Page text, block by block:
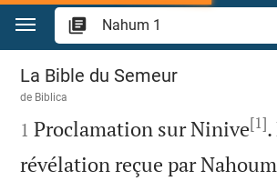
Aller vers contenu
Nahum 1
La Bible du Semeur
de Biblica

1 Proclamation sur Ninive[1]
révélation reçue par